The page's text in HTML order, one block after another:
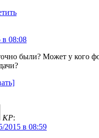
в 08:08
были? Может у кого
KP:
2015 в 08:59